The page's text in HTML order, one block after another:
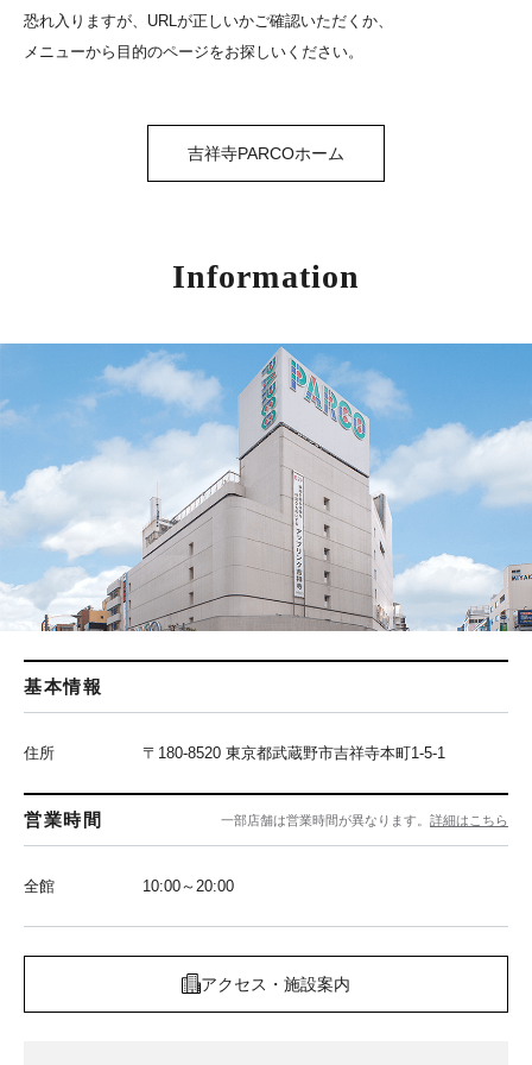
恐れ入りますが、URLが正しいかご確認いただくか、
メニューから目的のページをお探しいください。
吉祥寺PARCOホーム
Information
基本情報
住所 〒180-8520 東京都武蔵野市吉祥寺本町1-5-1
営業時間 一部店舗は営業時間が異なります。 詳細はこちら
全館 10:00～20:00
アクセス・施設案内